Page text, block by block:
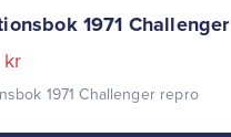
1971 Challenger
kr
1971 Challenger repro